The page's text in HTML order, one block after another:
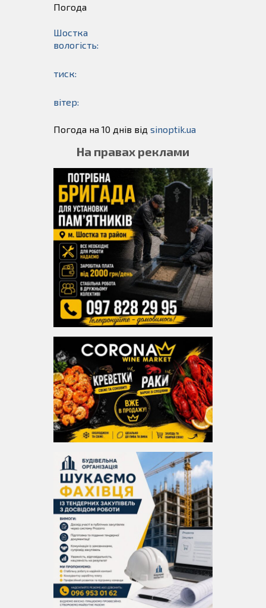
Погода
Шостка
вологість:
тиск:
вітер:
Погода на 10 днів від sinoptik.ua
На правах реклами